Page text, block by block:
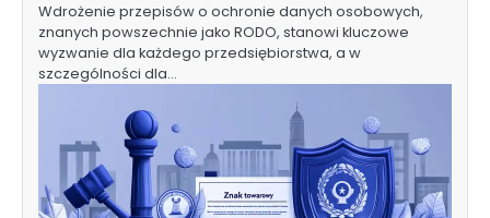
Wdrożenie przepisów o ochronie danych osobowych,
znanych powszechnie jako RODO, stanowi kluczowe
wyzwanie dla każdego przedsiębiorstwa, a w
szczególności dla…